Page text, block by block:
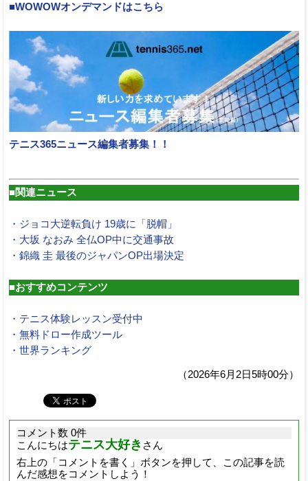
■WOWOWオンデマンドはこちら
テニス365ニュース編集者募集！！
■関連ニュース
・ジョコ大逆転負け 19歳に「脱帽」
・大坂 なおみ 全仏OP中に交通事故
・錦織 圭 最後のジャパンOP出場決定
■おすすめコンテンツ
・テニス体験レッスン受付中
・無料ドロー作成ツール
・世界ランキング
（2026年6月2日5時00分）
コメント数 0件
こんにちはテニス大好き さん
右上の「コメントを書く」ボタンを押して、この記事を読
んだ感想をコメントしよう！